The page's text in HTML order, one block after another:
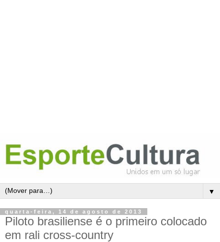
▼
quarta-feira, 14 de agosto de 2013
Piloto brasiliense é o primeiro colocado
em rali cross-country